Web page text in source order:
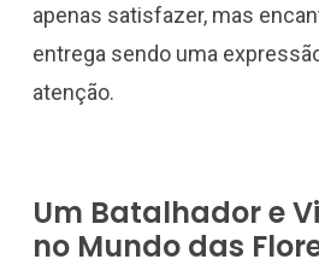
apenas satisfazer, mas
entrega sendo uma
atenção.
Um Batalhador e
no Mundo das